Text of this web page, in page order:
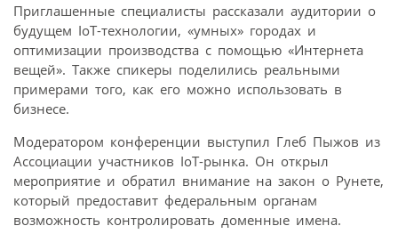
Приглашенные специалисты рассказали аудитории о
будущем IoT-технологии, «умных» городах и
оптимизации производства с помощью «Интернета
вещей». Также спикеры поделились реальными
примерами того, как его можно использовать в
бизнесе.
Модератором конференции выступил Глеб Пыжов из
Ассоциации участников IoT-рынка. Он открыл
мероприятие и обратил внимание на закон о Рунете,
который предоставит федеральным органам
возможность контролировать доменные имена.